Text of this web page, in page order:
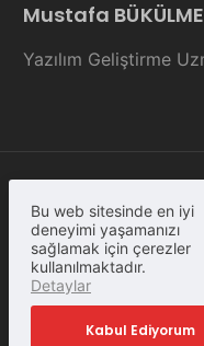
Mustafa
Yazılım Geliştirme
© Copyright
Bu web sitesinde en iyi
deneyimi yaşamanızı
sağlamak için çerezler
kullanılmaktadır.
Detaylar
Kabul Ediyorum